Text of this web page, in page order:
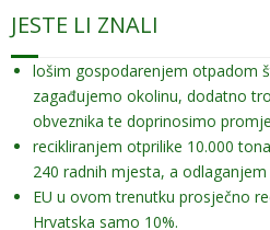
Radno vrijeme
Kako do nas
Galerija slika
JESTE LI ZNALI
lošim gospodarenjem otpadom
zagađujemo okolinu, dodatno
obveznika te doprinosimo
recikliranjem otprilike 10.000
240 radnih mjesta, a
EU u ovom trenutku prosječno
Hrvatska samo 10%.